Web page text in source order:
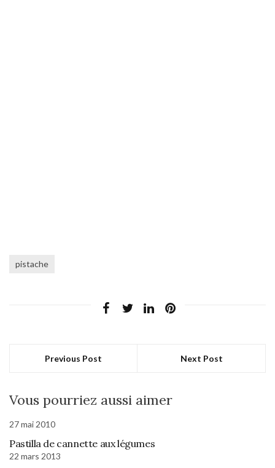
pistache
Previous Post Next Post
Vous pourriez aussi aimer
27 mai 2010
Pastilla de cannette aux légumes
22 mars 2013